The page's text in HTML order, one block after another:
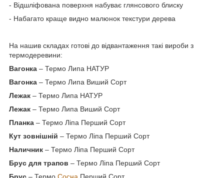
- Відшліфована поверхня набуває глянсового блиску
- Набагато краще видно малюнок текстури дерева
На нашив складах готові до відвантаження такі вироби з
термодеревини:
Вагонка – Термо Липа НАТУР
Вагонка – Термо Липа Виший Сорт
Лежак – Термо Липа НАТУР
Лежак – Термо Липа Виший Сорт
Планка – Термо Ліпа Перший Сорт
Кут зовнішній – Термо Ліпа Перший Сорт
Наличник – Термо Ліпа Перший Сорт
Брус для трапов – Термо Ліпа Перший Сорт